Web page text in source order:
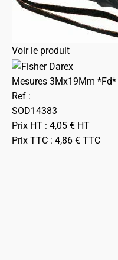
Voir le produit
Mesures 3Mx19Mm *Fd*
Ref :
SOD14383
Prix HT : 4,05 € HT
Prix TTC : 4,86 € TTC